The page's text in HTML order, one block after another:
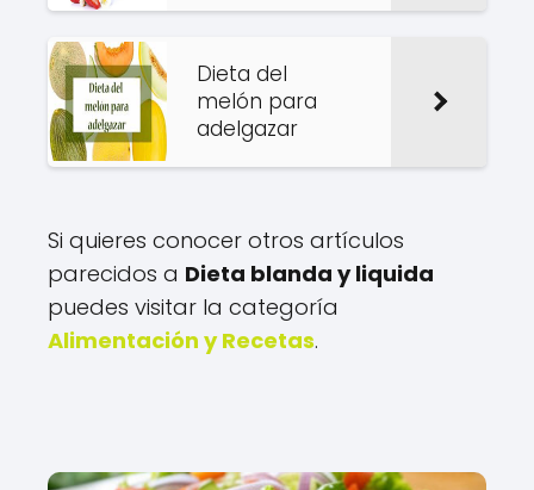
Dieta del
melón para
adelgazar
Si quieres conocer otros artículos
parecidos a Dieta blanda y liquida
puedes visitar la categoría
Alimentación y Recetas.